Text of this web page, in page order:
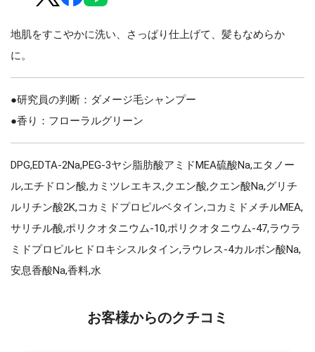
地肌をすこやかに洗い、さっぱり仕上げて、髪もなめらか
に。
●研究員の判断：ダメージ毛シャンプー
●香り：フローラルグリーン
DPG,EDTA-2Na,PEG-3ヤシ脂肪酸アミドMEA硫酸Na,エタノー
ル,エチドロン酸,カミツレエキス,クエン酸,クエン酸Na,グリチ
ルリチン酸2K,コカミドプロピルベタイン,コカミドメチルMEA,
サリチル酸,ポリクオタニウム-10,ポリクオタニウム-47,ラウラ
ミドプロピルヒドロキシスルタイン,ラウレス-4カルボン酸Na,
安息香酸Na,香料,水
お客様からのクチコミ